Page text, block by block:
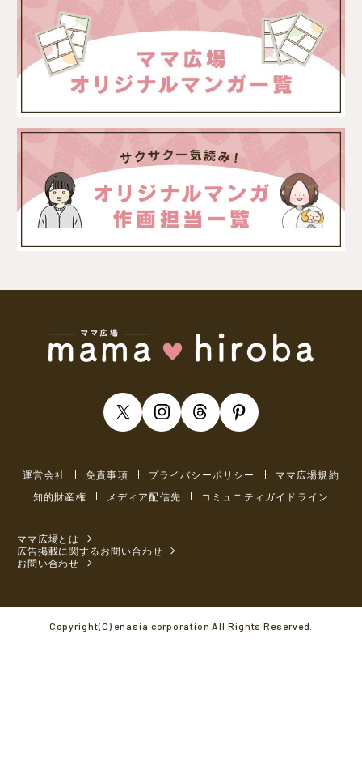
運営会社 免責事項 プライバシーポリシー
ママ広場規約
知的財産権
メディア配信先 コミュニティガイドライン
ママ広場とは
広告掲載に関するお問い合わせ
お問い合わせ
Copyright(C) enasia corporation All Rights Reserved.